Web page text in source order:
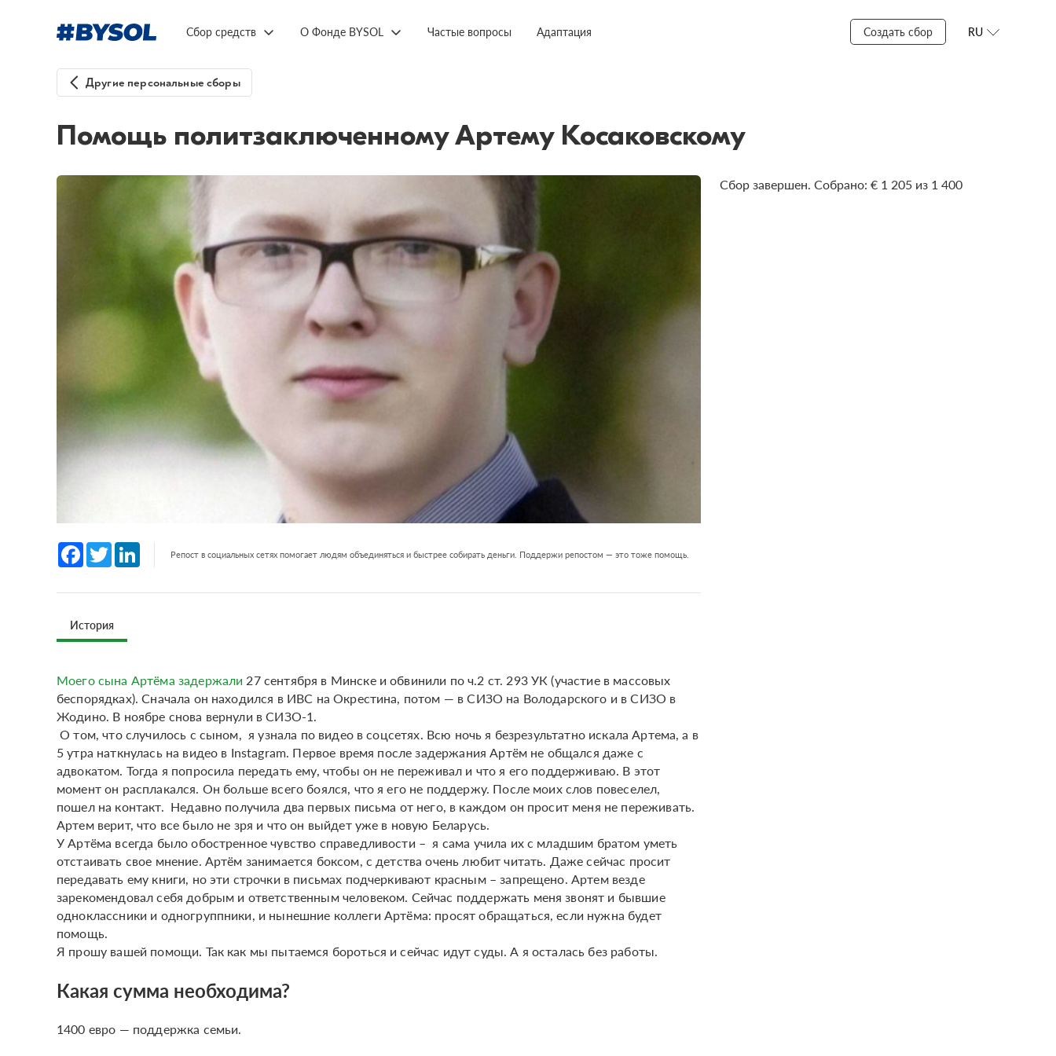
Сбор средств О Фонде BYSOL Частые вопросы Адаптация Создать сбор RU
Другие персональные сборы
Помощь политзаключенному Артему Косаковскому
Facebook
Twitter LinkedInРепост в социальных сетях помогает людям объединяться и быстрее собирать деньги. Поддержи репостом — это тоже помощь.
История
Моего сына Артёма задержали27 сентября в Минске и обвинили по ч.2 ст. 293 УК (участие в массовых
беспорядках). Сначала он находился в ИВС на Окрестина, потом — в СИЗО на Володарского и в СИЗО в
Жодино. В ноябре снова вернули в СИЗО-1.
О том, что случилось с сыном, я узнала по видео в соцсетях. Всю ночь я безрезультатно искала Артема, а в
5 утра наткнулась на видео в Instagram. Первое время после задержания Артём не общался даже с
адвокатом. Тогда я попросила передать ему, чтобы он не переживал и что я его поддерживаю. В этот
момент он расплакался. Он больше всего боялся, что я его не поддержу. После моих слов повеселел,
пошел на контакт. Недавно получила два первых письма от него, в каждом он просит меня не переживать.
Артем верит, что все было не зря и что он выйдет уже в новую Беларусь.
У Артёма всегда было обостренное чувство справедливости – я сама учила их с младшим братом уметь
отстаивать свое мнение. Артём занимается боксом, с детства очень любит читать. Даже сейчас просит
передавать ему книги, но эти строчки в письмах подчеркивают красным – запрещено. Артем везде
зарекомендовал себя добрым и ответственным человеком. Сейчас поддержать меня звонят и бывшие
одноклассники и одногруппники, и нынешние коллеги Артёма: просят обращаться, если нужна будет
помощь.
Я прошу вашей помощи. Так как мы пытаемся бороться и сейчас идут суды. А я осталась без работы.
Какая сумма необходима?
1400 евро — поддержка семьи.
Сбор завершен. Собрано: € 1 205 из 1 400